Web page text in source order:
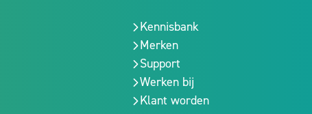
Kennisbank
Merken
Support
Werken bij
Klant worden